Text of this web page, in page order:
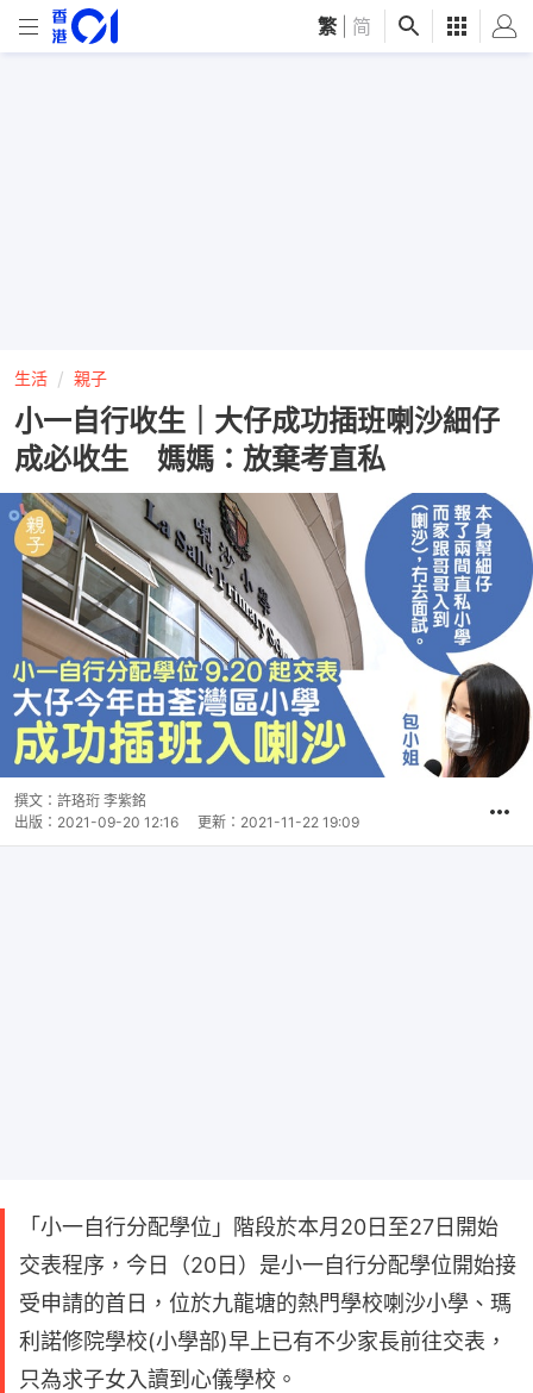
繁 简
生活 親子
小一自行收生｜大仔成功插班喇沙細仔
成必收生 媽媽：放棄考直私
撰文： 許珞珩 李紫銘
出版： 2021-09-20 12:16 更新： 2021-11-22 19:09
「小一自行分配學位」階段於本月20日至27日開始
交表程序，今日（20日）是小一自行分配學位開始接
受申請的首日，位於九龍塘的熱門學校喇沙小學、瑪
利諾修院學校(小學部)早上已有不少家長前往交表，
只為求子女入讀到心儀學校。